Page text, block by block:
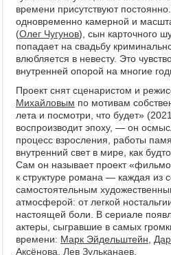
времени присутствуют
одновременно камерной и
(Олег Чугунов), сын карточного
попадает на свадьбу
влюбляется в невесту. Это
внутренней опорой на многие
Проект снят сценаристом и
Михайловым по мотивам
лета и посмотри, что будет»
воспроизводит эпоху, — он
процесс взросления, работы
внутренний свет в мире, как
Сам он называет проект
к структуре романа — каждая из
самостоятельным
атмосферой: от легкой
настоящей боли. В сериале
актеры, сыгравшие в самых
времени: Марк Эйдельштейн
Аксёнова
Лев Зульканаев